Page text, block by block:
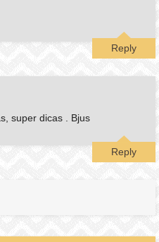
Reply
super dicas . Bjus
Reply